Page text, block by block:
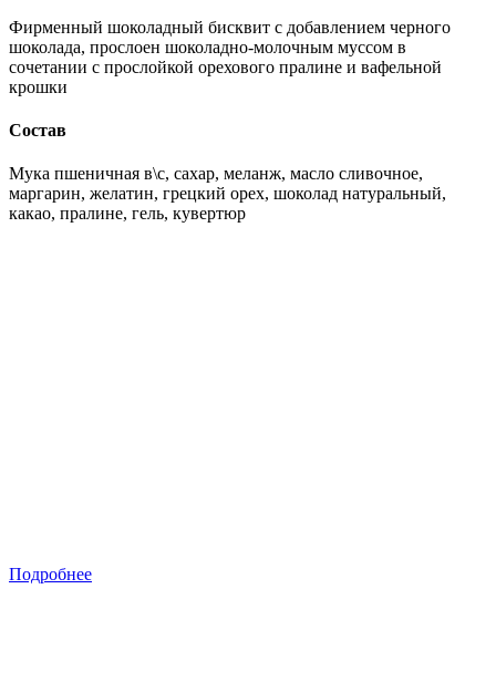
Фирменный шоколадный бисквит с добавлением черного
шоколада, прослоен шоколадно-молочным муссом в
сочетании с прослойкой орехового пралине и вафельной
крошки
Состав
Мука пшеничная в\с, сахар, меланж, масло сливочное,
маргарин, желатин, грецкий орех, шоколад натуральный,
какао, пралине, гель, кувертюр
Подробнее